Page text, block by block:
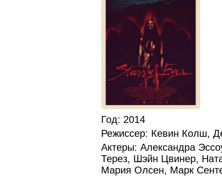
Год: 2014
Режиссер: Кевин Колш,
Актеры: Александра
Терез, Шэйн Цвинер,
Мария Олсен, Марк